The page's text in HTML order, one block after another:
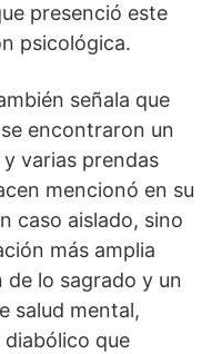
presenció este
psicológica.
señala que
encontraron un
varias prendas
mencionó en su
caso aislado, sino
más amplia
de lo sagrado y un
salud mental,
que